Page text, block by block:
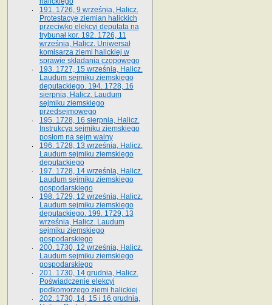
191. 1726, 9 września, Halicz.
Protestacye ziemian halickich
przeciwko elekcyi deputata na
trybunał kor. 192. 1726, 11
września, Halicz. Uniwersał
komisarza ziemi halickiej w
sprawie składania czopowego
193. 1727, 15 września, Halicz.
Laudum sejmiku ziemskiego
deputackiego. 194. 1728, 16
sierpnia, Halicz. Laudum
sejmiku ziemskiego
przedsejmowego
195. 1728, 16 sierpnia, Halicz.
Instrukcya sejmiku ziemskiego
posłom na sejm walny
196. 1728, 13 września, Halicz.
Laudum sejmiku ziemskiego
deputackiego
197. 1728, 14 września, Halicz.
Laudum sejmiku ziemskiego
gospodarskiego
198. 1729, 12 września, Halicz.
Laudum sejmiku ziemskiego
deputackiego. 199. 1729, 13
września, Halicz. Laudum
sejmiku ziemskiego
gospodarskiego
200. 1730, 12 września, Halicz.
Laudum sejmiku ziemskiego
gospodarskiego
201. 1730, 14 grudnia, Halicz.
Poświadczenie elekcyi
podkomorzego ziemi halickiej
202. 1730, 14, 15 i 16 grudnia,